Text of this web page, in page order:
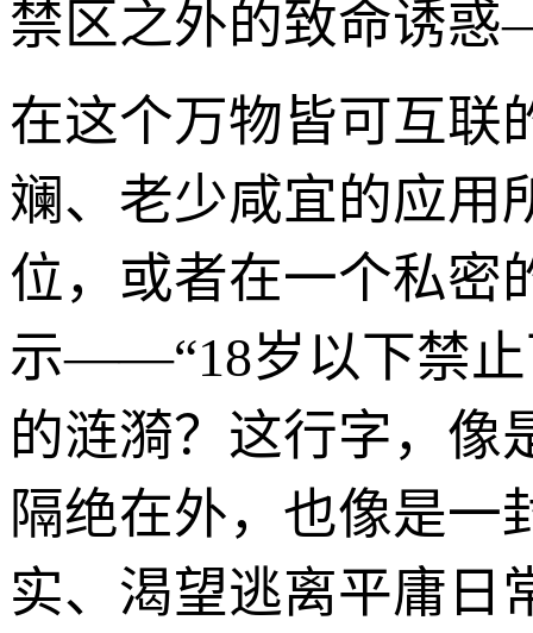
禁区之外的致命诱
在这个万物皆可互联
斓、老少咸宜的应用
位，或者在一个私密
示——“18岁以下禁止
的涟漪？这行字，像
隔绝在外，也像是一
实、渴望逃离平庸日